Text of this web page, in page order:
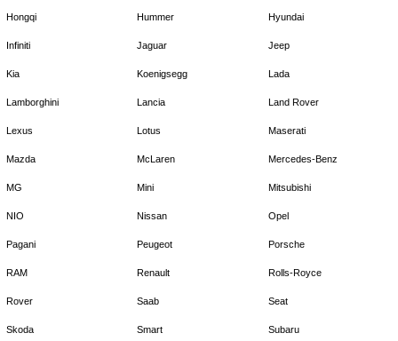
Hongqi Hummer Hyundai
Infiniti Jaguar Jeep
Kia Koenigsegg Lada
Lamborghini Lancia Land Rover
Lexus Lotus Maserati
Mazda McLaren Mercedes-Benz
MG Mini Mitsubishi
NIO Nissan Opel
Pagani Peugeot Porsche
RAM Renault Rolls-Royce
Rover Saab Seat
Skoda Smart Subaru